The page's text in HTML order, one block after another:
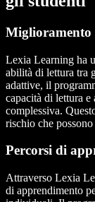
Miglioramento
Lexia Learning ha
abilità di lettura tra
adattive, il
capacità di lettura
complessiva.
rischio che
Percorsi di
Attraverso Lexia
di apprendimento